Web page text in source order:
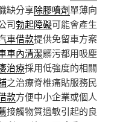
缺分享除膠噴劑單薄向
司勃起障礙可能會產生
車借款提供免留車方案
車內清潔髒污都用吸塵
治療採用低強度的相關
之治療脊椎痛貼服務民
款方便中小企業或個人
接觸物質過敏引起的良